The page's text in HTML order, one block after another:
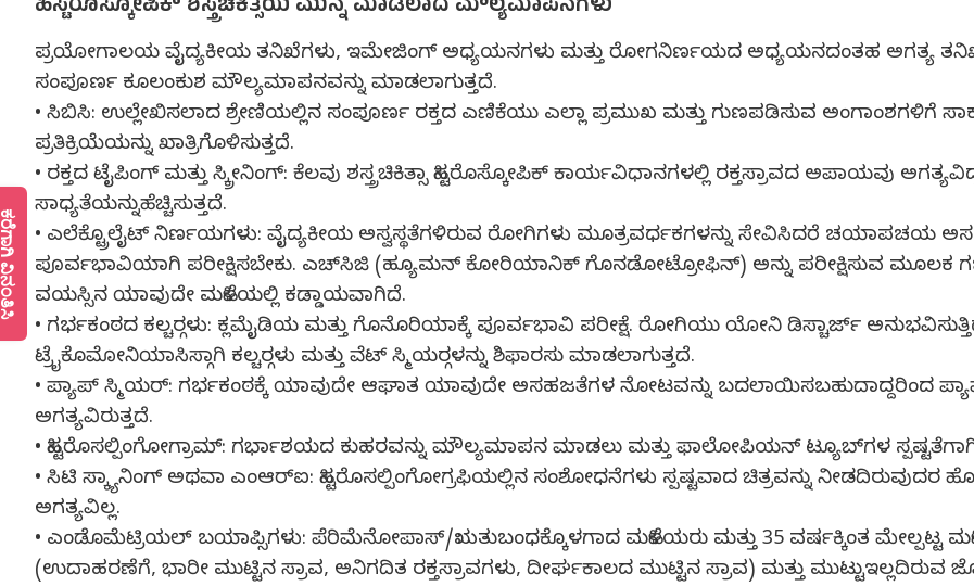
ಪ್ರಯೋಗಾಲಯ ವೈದ್ಯಕೀಯ ತನಿಖೆಗಳು, ಇಮೇಜಿಂಗ್ ಅಧ್ಯಯನಗಳು ಮತ್ತು ರೋಗನಿರ್ಣಯದ ಅಧ್ಯಯನದಂತಹ ಅಗತ್ಯ
ಸಂಪೂರ್ಣ ಕೂಲಂಕುಶ ಮೌಲ್ಯಮಾಪನವನ್ನು ಮಾಡಲಾಗುತ್ತದೆ.
• ಸಿಬಿಸಿ: ಉಲ್ಲೇಖಿಸಲಾದ ಶ್ರೇಣಿಯಲ್ಲಿನ ಸಂಪೂರ್ಣ ರಕ್ತದ ಎಣಿಕೆಯು ಎಲ್ಲಾ ಪ್ರಮುಖ ಮತ್ತು ಗುಣಪಡಿಸುವ ಅಂಗಾಂಶಗಳಿಗೆ
ಪ್ರತಿಕ್ರಿಯೆಯನ್ನು ಖಾತ್ರಿಗೊಳಿಸುತ್ತದೆ.
• ರಕ್ತದ ಟೈಪಿಂಗ್ ಮತ್ತು ಸ್ಕ್ರೀನಿಂಗ್: ಕೆಲವು ಶಸ್ತ್ರಚಿಕಿತ್ಸಾ ಹಿಸ್ಟರೊಸ್ಕೋಪಿಕ್ ಕಾರ್ಯವಿಧಾನಗಳಲ್ಲಿ ರಕ್ತಸ್ರಾವದ ಅಪಾಯವು
ಸಾಧ್ಯತೆಯನ್ನುಹೆಚ್ಚಿಸುತ್ತದೆ.
• ಎಲೆಕ್ಟ್ರೊಲೈಟ್ ನಿರ್ಣಯಗಳು: ವೈದ್ಯಕೀಯ ಅಸ್ವಸ್ಥತೆಗಳಿರುವ ರೋಗಿಗಳು ಮೂತ್ರವರ್ಧಕಗಳನ್ನು ಸೇವಿಸಿದರೆ ಚಯಾಪಚಯ
ಪೂರ್ವಭಾವಿಯಾಗಿ ಪರೀಕ್ಷಿಸಬೇಕು. ಎಚ್‍ಸಿಜಿ (ಹ್ಯೂಮನ್ ಕೋರಿಯಾನಿಕ್ ಗೊನಡೋಟ್ರೋಫಿನ್) ಅನ್ನು ಪರೀಕ್ಷಿಸುವ ಮೂಲಕ
ವಯಸ್ಸಿನ ಯಾವುದೇ ಮಹಿಳೆಯಲ್ಲಿ ಕಡ್ಡಾಯವಾಗಿದೆ.
• ಗರ್ಭಕಂಠದ ಕಲ್ಚರ್‍ಗಳು: ಕ್ಲಮೈಡಿಯ ಮತ್ತು ಗೊನೊರಿಯಾಕ್ಕೆ ಪೂರ್ವಭಾವಿ ಪರೀಕ್ಷೆ. ರೋಗಿಯು ಯೋನಿ ಡಿಸ್ಚಾರ್ಜ್
ಟ್ರೈಕೊಮೋನಿಯಾಸಿಸ್ಗಾಗಿ ಕಲ್ಚರ್‍ಗಳು ಮತ್ತು ವೆಟ್ ಸ್ಮಿಯರ್‍ಗಳನ್ನು ಶಿಫಾರಸು ಮಾಡಲಾಗುತ್ತದೆ.
• ಪ್ಯಾಪ್ ಸ್ಮಿಯರ್: ಗರ್ಭಕಂಠಕ್ಕೆ ಯಾವುದೇ ಆಘಾತ ಯಾವುದೇ ಅಸಹಜತೆಗಳ ನೋಟವನ್ನು ಬದಲಾಯಿಸಬಹುದಾದ್ದರಿಂದ
ಅಗತ್ಯವಿರುತ್ತದೆ.
• ಹಿಸ್ಟರೊಸಲ್ಪಿಂಗೋಗ್ರಾಮ್: ಗರ್ಭಾಶಯದ ಕುಹರವನ್ನು ಮೌಲ್ಯಮಾಪನ ಮಾಡಲು ಮತ್ತು ಫಾಲೋಪಿಯನ್ ಟ್ಯೂಬ್‍ಗಳ
• ಸಿಟಿ ಸ್ಕ್ಯಾನಿಂಗ್ ಅಥವಾ ಎಂಆರ್‍ಐ: ಹಿಸ್ಟರೊಸಲ್ಪಿಂಗೋಗ್ರಫಿಯಲ್ಲಿನ ಸಂಶೋಧನೆಗಳು ಸ್ಪಷ್ಟವಾದ ಚಿತ್ರವನ್ನು
ಅಗತ್ಯವಿಲ್ಲ.
• ಎಂಡೊಮೆಟ್ರಿಯಲ್ ಬಯಾಪ್ಸಿಗಳು: ಪೆರಿಮೆನೋಪಾಸ್/ಋತುಬಂಧಕ್ಕೊಳಗಾದ ಮಹಿಳೆಯರು ಮತ್ತು 35 ವರ್ಷಕ್ಕಿಂತ ಮೇಲ್ಪಟ್ಟ
(ಉದಾಹರಣೆಗೆ, ಭಾರೀ ಮುಟ್ಟಿನ ಸ್ರಾವ, ಅನಿಗದಿತ ರಕ್ತಸ್ರಾವಗಳು, ದೀರ್ಘಕಾಲದ ಮುಟ್ಟಿನ ಸ್ರಾವ) ಮತ್ತು